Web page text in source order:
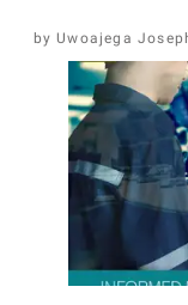
Uwoajega